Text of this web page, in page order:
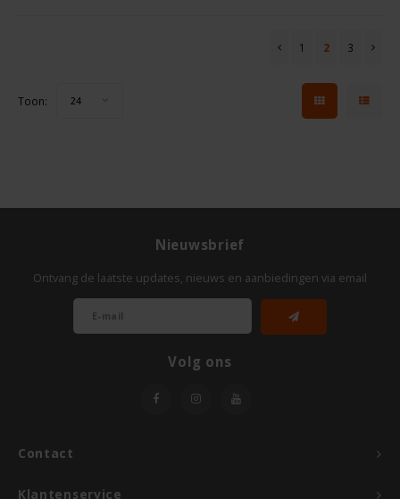
1 2 3
Toon: 24
Contact
Nieuwsbrief
Ontvang de laatste updates, nieuws en aanbiedingen via email
Volg ons
Klantenservice